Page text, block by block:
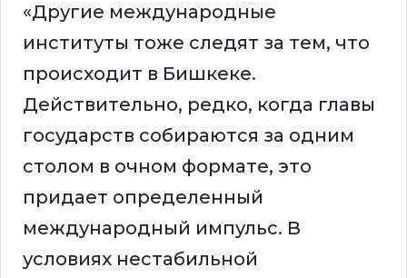
«Другие международные
институты тоже следят за тем, что
происходит в Бишкеке.
Действительно, редко, когда главы
государств собираются за одним
столом в очном формате, это
придает определенный
международный импульс. В
условиях нестабильной